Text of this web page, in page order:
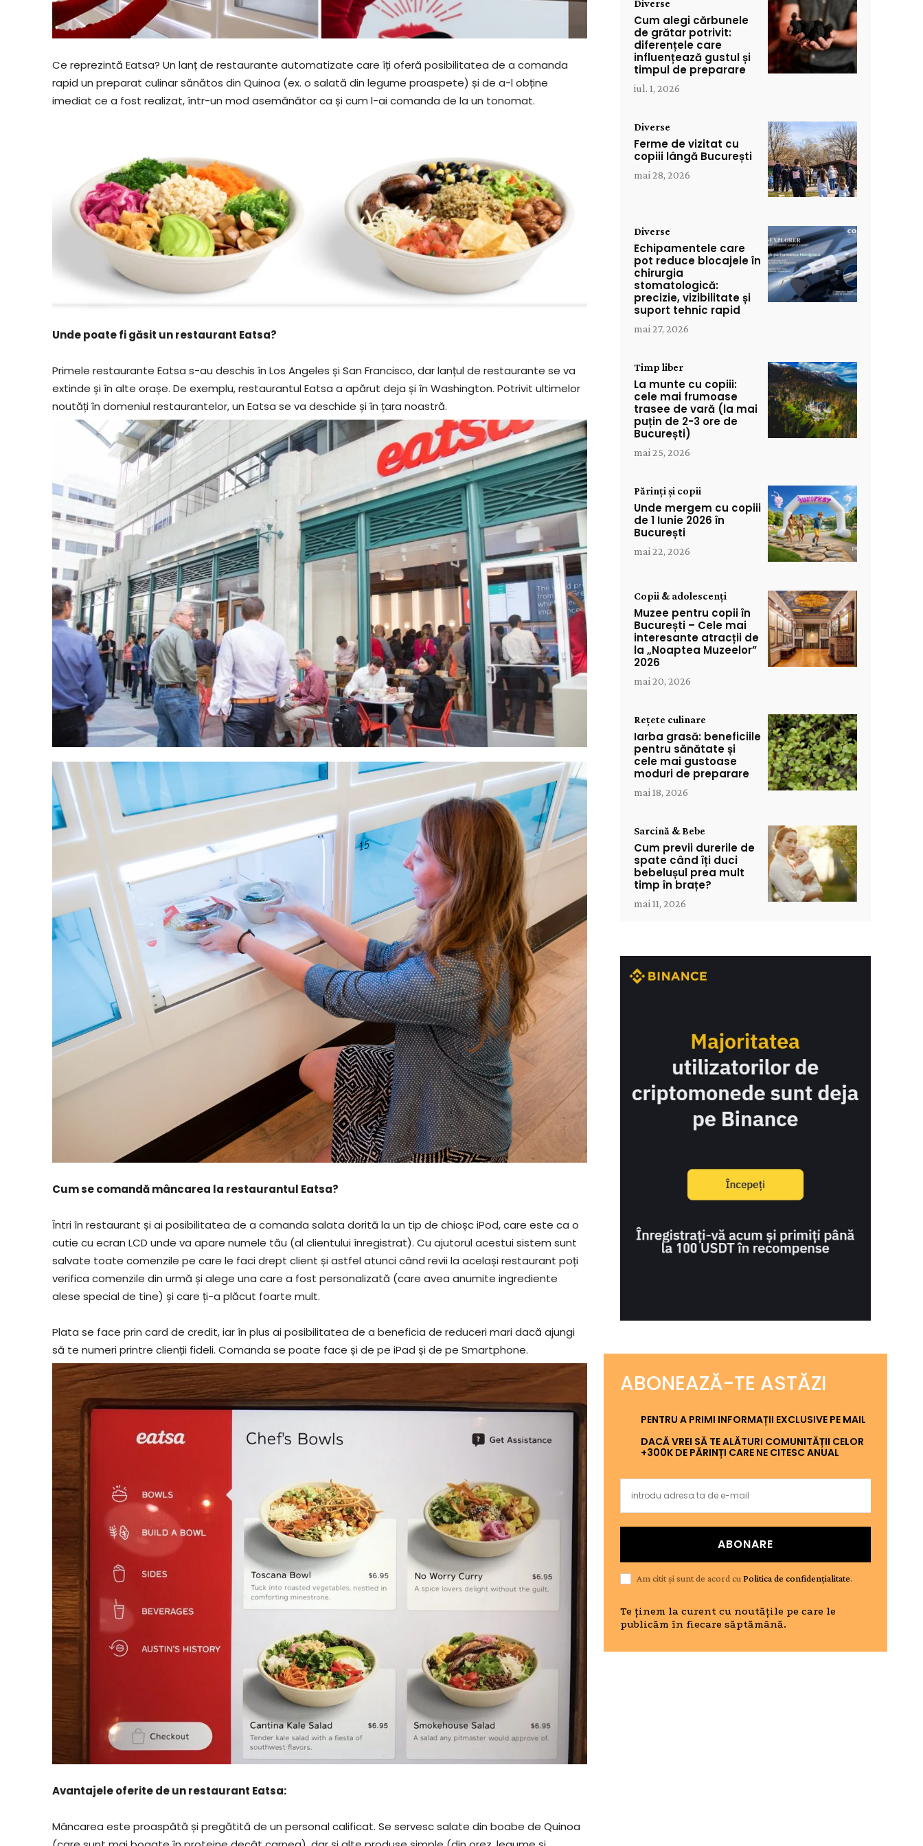
Ce reprezintă Eatsa? Un lanț de restaurante automatizate care îți oferă posibilitatea de a comanda
rapid un preparat culinar sănătos din Quinoa (ex. o salată din legume proaspete) și de a-l obține
imediat ce a fost realizat, într-un mod asemănător ca și cum l-ai comanda de la un tonomat.
Unde poate fi găsit un restaurant Eatsa?
Primele restaurante Eatsa s-au deschis în Los Angeles și San Francisco, dar lanțul de restaurante se va
extinde și în alte orașe. De exemplu, restaurantul Eatsa a apărut deja și în Washington. Potrivit ultimelor
noutăți în domeniul restaurantelor, un Eatsa se va deschide și în țara noastră.
Cum se comandă mâncarea la restaurantul Eatsa?
Întri în restaurant și ai posibilitatea de a comanda salata dorită la un tip de chioșc iPod, care este ca o
cutie cu ecran LCD unde va apare numele tău (al clientului înregistrat). Cu ajutorul acestui sistem sunt
salvate toate comenzile pe care le faci drept client și astfel atunci când revii la același restaurant poți
verifica comenzile din urmă și alege una care a fost personalizată (care avea anumite ingrediente
alese special de tine) și care ți-a plăcut foarte mult.
Plata se face prin card de credit, iar în plus ai posibilitatea de a beneficia de reduceri mari dacă ajungi
să te numeri printre clienții fideli. Comanda se poate face și de pe iPad și de pe Smartphone.
Avantajele oferite de un restaurant Eatsa:
Mâncarea este proaspătă și pregătită de un personal calificat. Se servesc salate din boabe de Quinoa
Diverse
Cum alegi cărbunele
de grătar potrivit:
diferențele care
influențează gustul și
timpul de preparare
iul. 1, 2026
Diverse
Ferme de vizitat cu
copiii lângă București
mai 28, 2026
Diverse
Echipamentele care
pot reduce blocajele în
chirurgia
stomatologică:
precizie, vizibilitate și
suport tehnic rapid
mai 27, 2026
Timp liber
La munte cu copiii:
cele mai frumoase
trasee de vară (la mai
puțin de 2-3 ore de
București)
mai 25, 2026
Părinți și copii
Unde mergem cu copiii
de 1 Iunie 2026 în
București
mai 22, 2026
Copii & adolescenți
Muzee pentru copii în
București – Cele mai
interesante atracții de
la „Noaptea Muzeelor”
2026
mai 20, 2026
Rețete culinare
Iarba grasă: beneficiile
pentru sănătate și
cele mai gustoase
moduri de preparare
mai 18, 2026
Sarcină & Bebe
Cum previi durerile de
spate când îți duci
bebelușul prea mult
timp în brațe?
mai 11, 2026
ABONEAZĂ-TE ASTĂZI
PENTRU A PRIMI INFORMAȚII EXCLUSIVE PE MAIL
DACĂ VREI SĂ TE ALĂTURI COMUNITĂȚII CELOR
+300K DE PĂRINȚI CARE NE CITESC ANUAL
ABONARE
Am citit și sunt de acord cuPolitica de confidențialitate.
Te ținem la curent cu noutățile pe care le
publicăm în fiecare săptămână.